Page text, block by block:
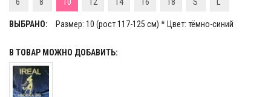
ВЫБРАНО: Размер: 10 (рост 117-125 см) * Цвет: тёмно-синий
В ТОВАР МОЖНО ДОБАВИТЬ: